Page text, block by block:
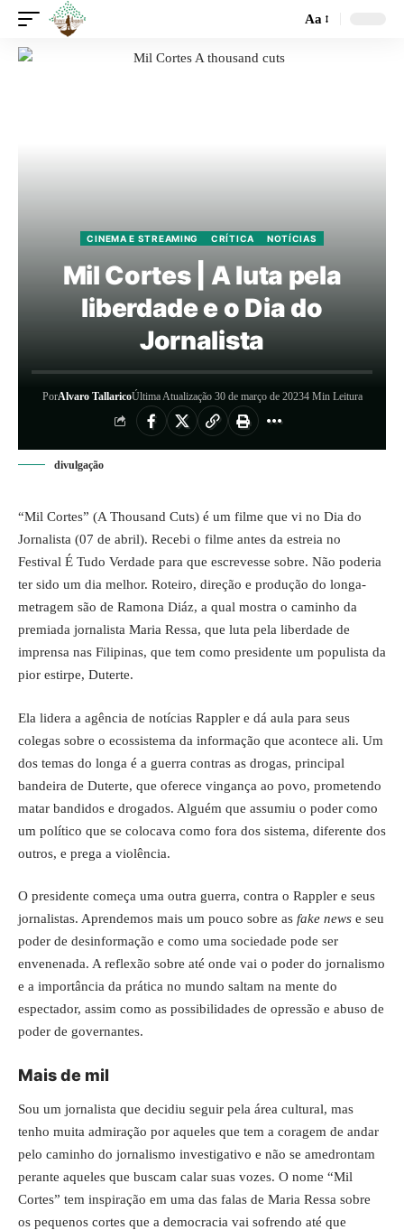
Aa
CINEMA E STREAMING CRÍTICA NOTÍCIAS
Mil Cortes | A luta pela
liberdade e o Dia do
Jornalista
PorAlvaro TallaricoÚltima Atualização 30 de março de 20234 Min Leitura
divulgação
“Mil Cortes” (A Thousand Cuts) é um filme que vi no Dia do
Jornalista (07 de abril). Recebi o filme antes da estreia no
Festival É Tudo Verdade para que escrevesse sobre. Não poderia
ter sido um dia melhor. Roteiro, direção e produção do longa-
metragem são de Ramona Diáz, a qual mostra o caminho da
premiada jornalista Maria Ressa, que luta pela liberdade de
imprensa nas Filipinas, que tem como presidente um populista da
pior estirpe, Duterte.
Ela lidera a agência de notícias Rappler e dá aula para seus
colegas sobre o ecossistema da informação que acontece ali. Um
dos temas do longa é a guerra contras as drogas, principal
bandeira de Duterte, que oferece vingança ao povo, prometendo
matar bandidos e drogados. Alguém que assumiu o poder como
um político que se colocava como fora dos sistema, diferente dos
outros, e prega a violência.
O presidente começa uma outra guerra, contra o Rappler e seus
jornalistas. Aprendemos mais um pouco sobre as fake news e seu
poder de desinformação e como uma sociedade pode ser
envenenada. A reflexão sobre até onde vai o poder do jornalismo
e a importância da prática no mundo saltam na mente do
espectador, assim como as possibilidades de opressão e abuso de
poder de governantes.
Mais de mil
Sou um jornalista que decidiu seguir pela área cultural, mas
tenho muita admiração por aqueles que tem a coragem de andar
pelo caminho do jornalismo investigativo e não se amedrontam
perante aqueles que buscam calar suas vozes. O nome “Mil
Cortes” tem inspiração em uma das falas de Maria Ressa sobre
os pequenos cortes que a democracia vai sofrendo até que